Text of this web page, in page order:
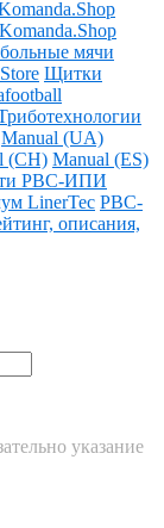
мячи
Щитки
Manual (UA)
(CH) Manual (ES)
РВС-ИПИ
LinerTec РВС-
описания,
указание